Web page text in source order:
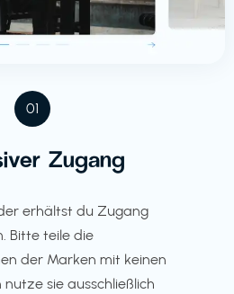
01
Zugang
erhältst du Zugang
Bitte teile die
der Marken mit keinen
sie ausschließlich